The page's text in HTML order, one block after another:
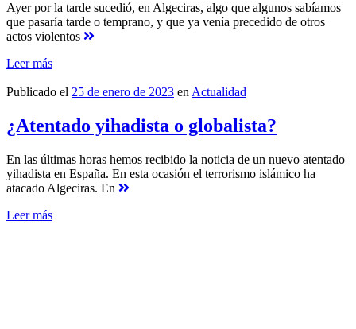
Ayer por la tarde sucedió, en Algeciras, algo que algunos sabíamos
que pasaría tarde o temprano, y que ya venía precedido de otros
actos violentos
Leer más
Publicado el 25 de enero de 2023 en Actualidad
¿Atentado yihadista o globalista?
En las últimas horas hemos recibido la noticia de un nuevo atentado
yihadista en España. En esta ocasión el terrorismo islámico ha
atacado Algeciras. En
Leer más